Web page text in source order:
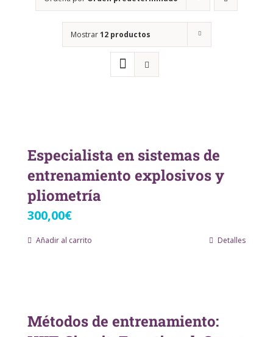
Mostrar12 productos
Especialista en sistemas de
entrenamiento explosivos y
pliometría
300,00€
Añadir al carrito Detalles
Métodos de entrenamiento: